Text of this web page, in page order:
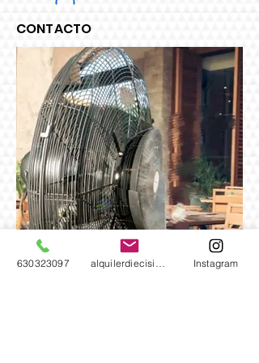
CONTACTO
630323097 Instagram